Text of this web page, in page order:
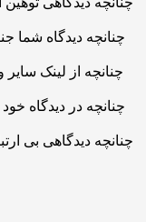
چنانچه دیدگاهی بی